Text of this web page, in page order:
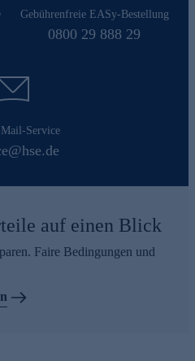
Gebührenfreie EASy-Bestellung
0800 29 888 29
Service
auf einen Blick
Faire Bedingungen und